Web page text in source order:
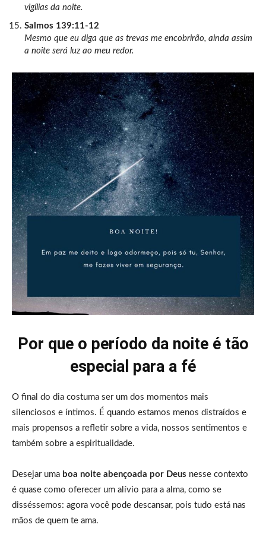
vigílias da noite.
Salmos 139:11-12
Mesmo que eu diga que as trevas me encobrirão, ainda assim
a noite será luz ao meu redor.
Por que o período da noite é tão
especial para a fé
O final do dia costuma ser um dos momentos mais
silenciosos e íntimos. É quando estamos menos distraídos e
mais propensos a refletir sobre a vida, nossos sentimentos e
também sobre a espiritualidade.
Desejar uma boa noite abençoada por Deus nesse contexto
é quase como oferecer um alívio para a alma, como se
disséssemos: agora você pode descansar, pois tudo está nas
mãos de quem te ama.